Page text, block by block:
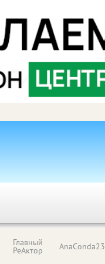
Главный
РеАктор AnaConda23